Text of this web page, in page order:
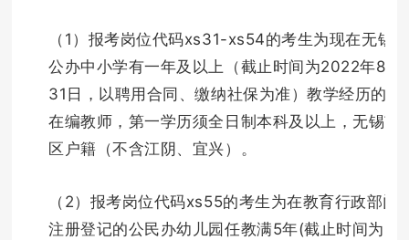
（1）报考岗位代码xs31-xs54的考生为现在无锡市
公办中小学有一年及以上（截止时间为2022年8月
31日，以聘用合同、缴纳社保为准）教学经历的非
在编教师，第一学历须全日制本科及以上，无锡市
区户籍（不含江阴、宜兴）。
（2）报考岗位代码xs55的考生为在教育行政部门
注册登记的公民办幼儿园任教满5年(截止时间为